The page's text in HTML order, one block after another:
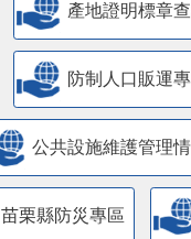
產地證明標章
防制人口販運
公共設施維護管理
苗栗縣防災專區